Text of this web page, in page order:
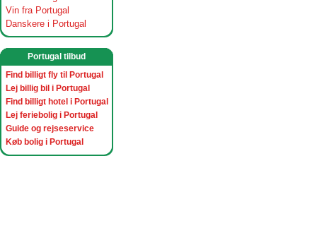
Vin fra Portugal
Danskere i Portugal
Portugal tilbud
Find billigt fly til Portugal
Lej billig bil i Portugal
Find billigt hotel i Portugal
Lej feriebolig i Portugal
Guide og rejseservice
Køb bolig i Portugal